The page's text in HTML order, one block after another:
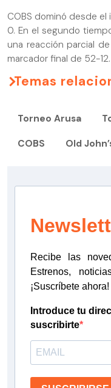
COBS dominó desde
0. En el segundo
una reacción parcial
marcador final de 52-12.
Temas
Torneo Arusa
COBS Old
Recibe las
Estrenos,
¡Suscríbete ahora!
Introduce tu
suscribirte